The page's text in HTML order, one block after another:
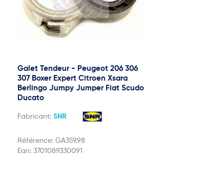
Galet Tendeur - Peugeot 206 306
307 Boxer Expert Citroen Xsara
Berlingo Jumpy Jumper Fiat Scudo
Ducato
Fabricant: SNR
Référence: GA359.98
Ean: 3701089330091